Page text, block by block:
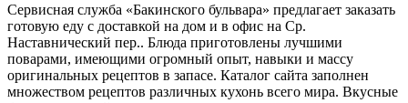
Сервисная служба «Бакинского бульвара» предлагает заказать
готовую еду с доставкой на дом и в офис на Ср.
Наставнический пер.. Блюда приготовлены лучшими
поварами, имеющими огромный опыт, навыки и массу
оригинальных рецептов в запасе. Каталог сайта заполнен
множеством рецептов различных кухонь всего мира. Вкусные